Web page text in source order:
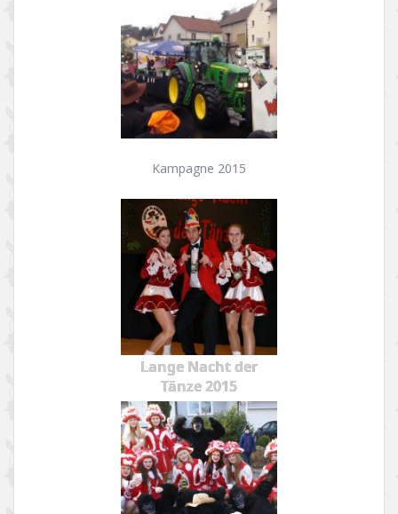
Kampagne 2015
Lange Nacht der
Tänze 2015